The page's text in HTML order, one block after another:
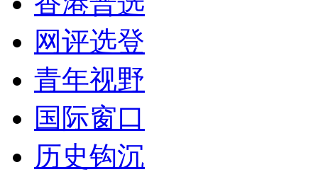
网评选登
青年视野
国际窗口
历史钩沉